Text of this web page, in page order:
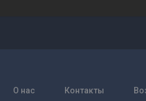
О нас Контакты